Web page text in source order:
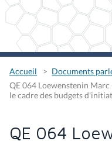
Accueil
Documents
QE 064 Loewenstenin
le cadre des budgets
QE 064